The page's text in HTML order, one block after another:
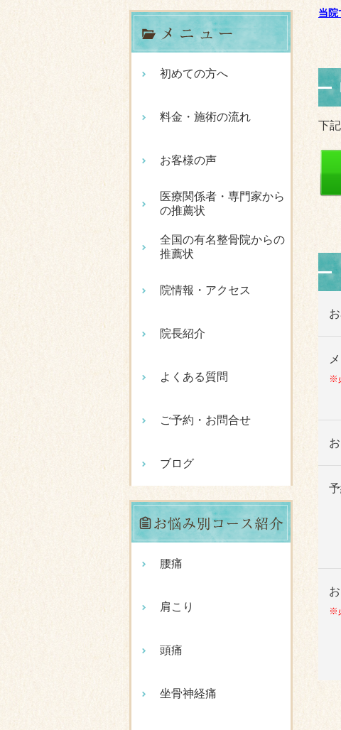
初めての方へ
料金・施術の流れ
お客様の声
医療関係者・専門家から
の推薦状
全国の有名整骨院からの
推薦状
院情報・アクセス
院長紹介
よくある質問
ご予約・お問合せ
ブログ
腰痛
肩こり
頭痛
坐骨神経痛
当院
下
※
※